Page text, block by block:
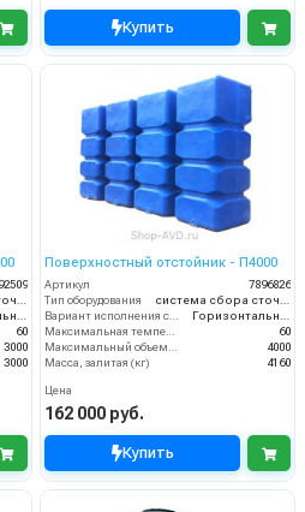
Купить
система сбора сточных вод
Горизонтальное
60
3000
3000
Поверхностный отстойник - П4000
Артикул
7896826
Тип оборудования
система сбора сточных вод
Вариант исполнения сооружения
Горизонтальное
Максимальная температура жидкости (°C)
60
Максимальный объем (л)
4000
Масса, залитая (кг)
4160
Цена
162 000 руб.
Купить